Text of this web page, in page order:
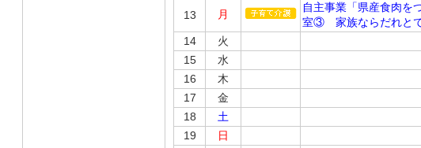
13 月
自主事業「県産食肉を
室③ 家族ならだれとで
14
火
15
水
16
木
17
金
18
土
19
日